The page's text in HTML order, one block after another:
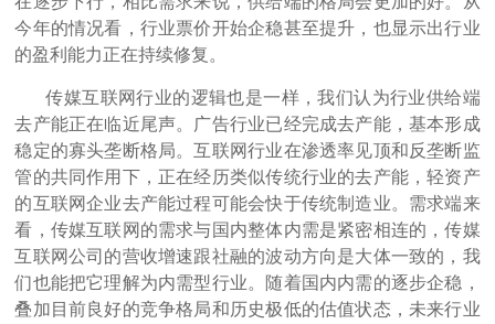
今年的情况看，行业票价开始企稳甚至提升，也显示出行业
的盈利能力正在持续修复。
传媒互联网行业的逻辑也是一样，我们认为行业供给端
去产能正在临近尾声。广告行业已经完成去产能，基本形成
稳定的寡头垄断格局。互联网行业在渗透率见顶和反垄断监
管的共同作用下，正在经历类似传统行业的去产能，轻资产
的互联网企业去产能过程可能会快于传统制造业。需求端来
看，传媒互联网的需求与国内整体内需是紧密相连的，传媒
互联网公司的营收增速跟社融的波动方向是大体一致的，我
们也能把它理解为内需型行业。随着国内内需的逐步企稳，
叠加目前良好的竞争格局和历史极低的估值状态，未来行业